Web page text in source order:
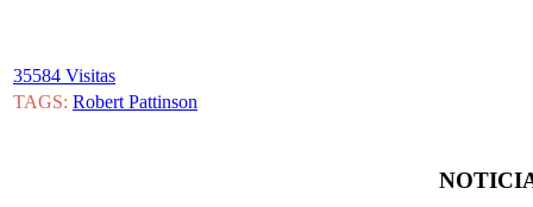
35584 Visitas
TAGS: Robert Pattinson